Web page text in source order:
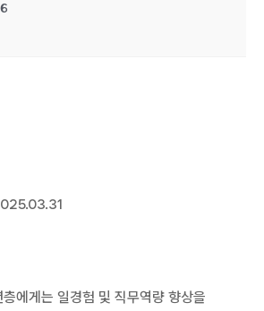
에게는 일경험 및 직무역량 향상을